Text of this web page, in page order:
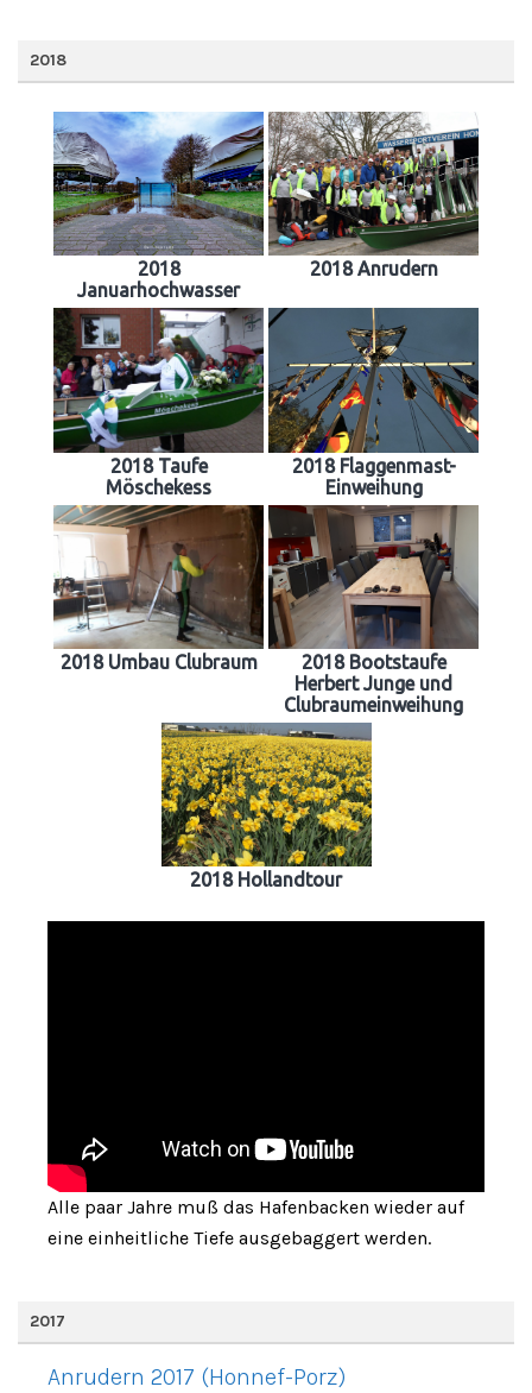
2018
2018
Januarhochwasser
2018 Anrudern
2018 Taufe
Möschekess
2018 Flaggenmast-
Einweihung
2018 Umbau Clubraum
2018 Bootstaufe
Herbert Junge und
Clubraumeinweihung
2018 Hollandtour
Alle paar Jahre muß das Hafenbacken wieder auf
eine einheitliche Tiefe ausgebaggert werden.
2017
Anrudern 2017 (Honnef-Porz)